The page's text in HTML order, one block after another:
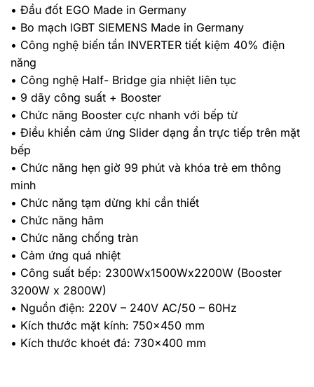
• Đầu đốt EGO Made in Germany
• Bo mạch lGBT SIEMENS Made in Germany
• Công nghệ biến tần INVERTER tiết kiệm 40% điện
năng
• Công nghệ Half- Bridge gia nhiệt liên tục
• 9 dãy công suất + Booster
• Chức năng Booster cực nhanh với bếp từ
• Điều khiển cảm ứng Slider dạng ẩn trực tiếp trên mặt
bếp
• Chức năng hẹn giờ 99 phút và khóa trẻ em thông
minh
• Chức năng tạm dừng khi cần thiết
• Chức năng hâm
• Chức năng chống tràn
• Cảm ứng quá nhiệt
• Công suất bếp: 2300Wx1500Wx2200W (Booster
3200W x 2800W)
• Nguồn điện: 220V – 240V AC/50 – 60Hz
• Kích thước mặt kính: 750×450 mm
• Kích thước khoét đá: 730×400 mm